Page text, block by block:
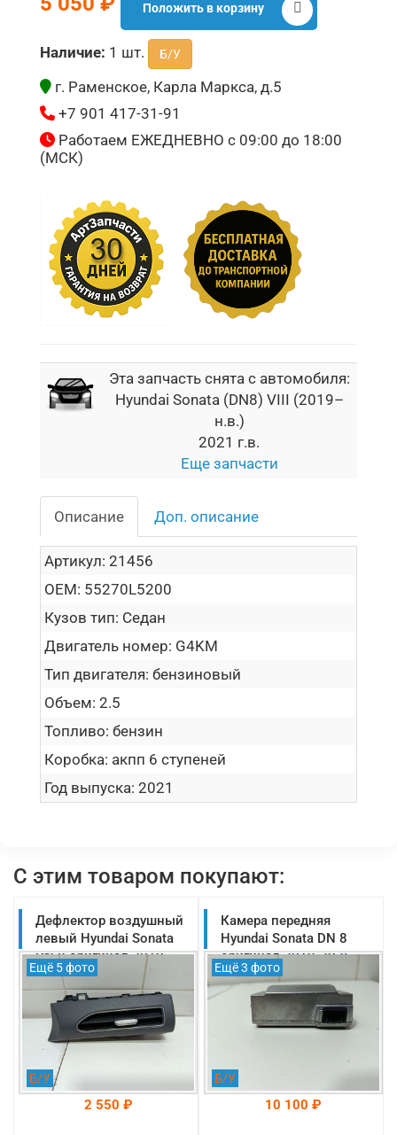
Положить в корзину
Наличие: 1 шт. Б/У
г. Раменское, Карла Маркса, д.5
+7 901 417-31-91
Работаем ЕЖЕДНЕВНО с 09:00 до 18:00
(МСК)
Эта запчасть снята с автомобиля:
Hyundai Sonata (DN8) VIII (2019–
н.в.)
2021 г.в.
Еще запчасти
Описание Доп. описание
Артикул: 21456
OEM: 55270L5200
Кузов тип: Седан
Двигатель номер: G4KM
Тип двигателя: бензиновый
Объем: 2.5
Топливо: бензин
Коробка: акпп 6 ступеней
Год выпуска: 2021
С этим товаром покупают:
Дефлектор воздушный
левый Hyundai Sonata
DN 8 оригинал 2019-
2025 (97480L1000SRF)
Ещё 5 фото
Б/У
2 550 ₽
Камера передняя
Hyundai Sonata DN 8
оригинал 2019-2025
(99211L1000)
Ещё 3 фото
Б/У
10 100 ₽